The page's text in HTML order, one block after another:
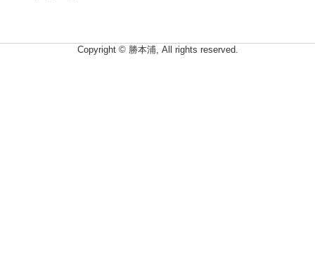
Copyright © 勝本浦, All rights reserved.